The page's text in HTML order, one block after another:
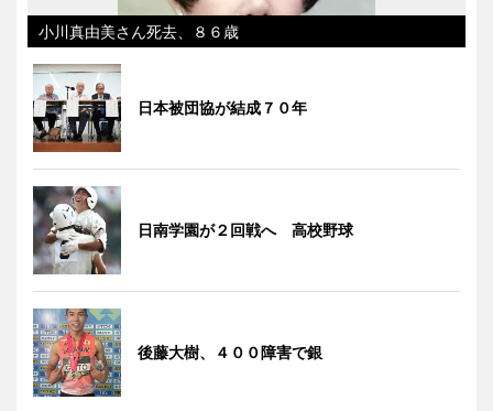
小川真由美さん死去、８６歳
日本被団協が結成７０年
日南学園が２回戦へ 高校野球
後藤大樹、４００障害で銀